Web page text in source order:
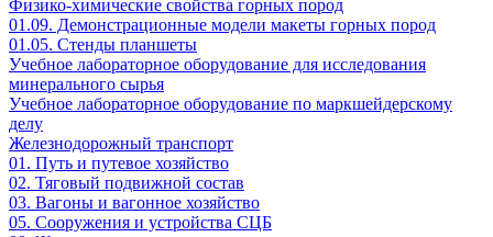
Физико-химические свойства горных пород
01.09. Демонстрационные модели макеты горных пород
01.05. Стенды планшеты
Учебное лабораторное оборудование для исследования
минерального сырья
Учебное лабораторное оборудование по маркшейдерскому
делу
Железнодорожный транспорт
01. Путь и путевое хозяйство
02. Тяговый подвижной состав
03. Вагоны и вагонное хозяйство
05. Сооружения и устройства СЦБ